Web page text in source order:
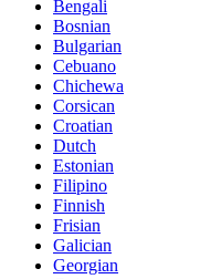
Bengali
Bosnian
Bulgarian
Cebuano
Chichewa
Corsican
Croatian
Dutch
Estonian
Filipino
Finnish
Frisian
Galician
Georgian